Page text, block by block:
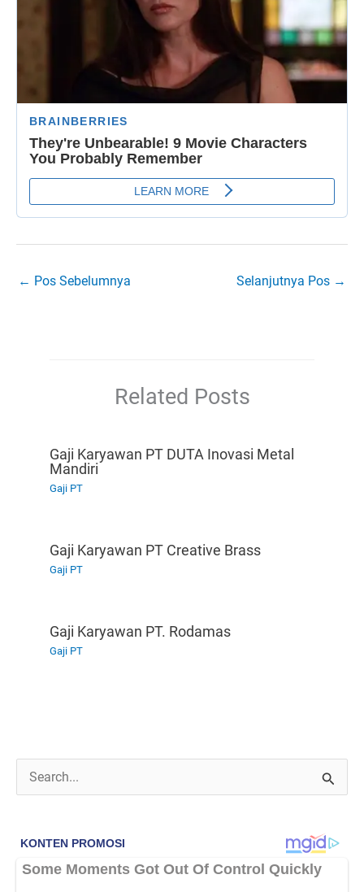
← Pos Sebelumnya Selanjutnya Pos →
Related Posts
Gaji Karyawan PT DUTA Inovasi Metal
Mandiri
Gaji PT
Gaji Karyawan PT Creative Brass
Gaji PT
Gaji Karyawan PT. Rodamas
Gaji PT
a
u